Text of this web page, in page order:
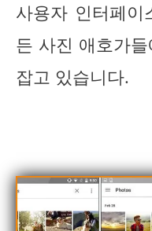
사용자 인터페
든 사진 애호가
잡고 있습니다.